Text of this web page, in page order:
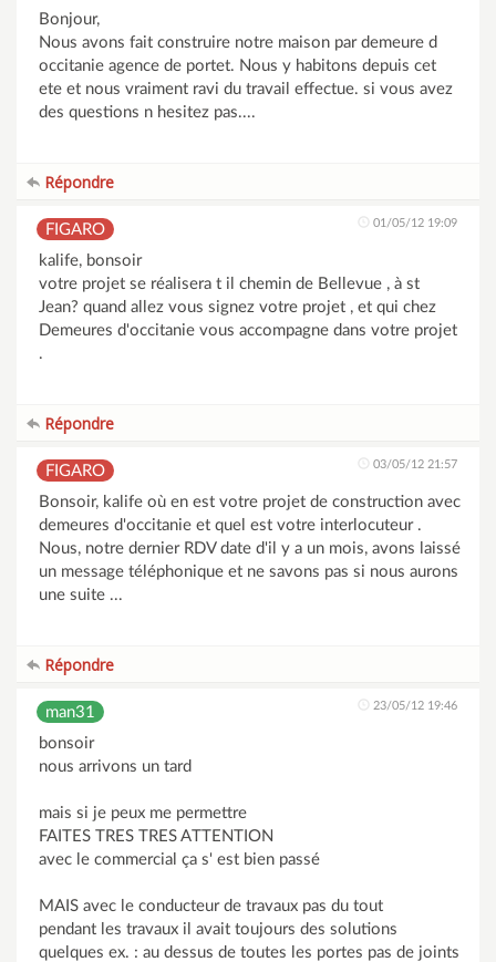
Bonjour,
Nous avons fait construire notre maison par demeure d
occitanie agence de portet. Nous y habitons depuis cet
ete et nous vraiment ravi du travail effectue. si vous avez
des questions n hesitez pas....
Répondre
FIGARO 01/05/12 19:09
kalife, bonsoir
votre projet se réalisera t il chemin de Bellevue , à st
Jean? quand allez vous signez votre projet , et qui chez
Demeures d'occitanie vous accompagne dans votre projet
.
Répondre
FIGARO 03/05/12 21:57
Bonsoir, kalife où en est votre projet de construction avec
demeures d'occitanie et quel est votre interlocuteur .
Nous, notre dernier RDV date d'il y a un mois, avons laissé
un message téléphonique et ne savons pas si nous aurons
une suite ...
Répondre
man31 23/05/12 19:46
bonsoir
nous arrivons un tard
mais si je peux me permettre
FAITES TRES TRES ATTENTION
avec le commercial ça s' est bien passé
MAIS avec le conducteur de travaux pas du tout
pendant les travaux il avait toujours des solutions
quelques ex. : au dessus de toutes les portes pas de joints